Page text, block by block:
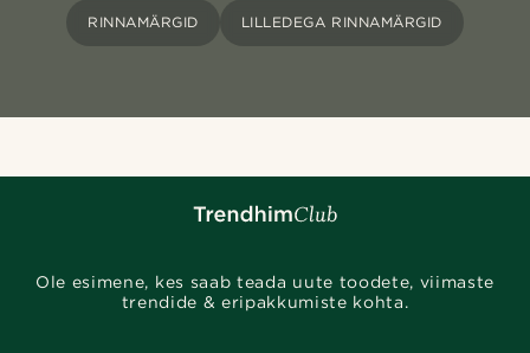
RINNAMÄRGID LILLEDEGA RINNAMÄRGID
Ole esimene, kes saab teada uute toodete, viimaste
trendide & eripakkumiste kohta.